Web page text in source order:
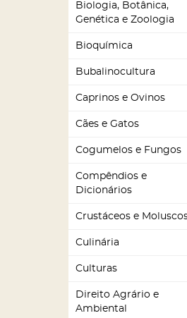
Biologia, Botânica,
Genética e Zoologia
Bioquímica
Bubalinocultura
Caprinos e Ovinos
Cães e Gatos
Cogumelos e Fungos
Compêndios e
Dicionários
Crustáceos e
Culinária
Culturas
Direito Agrário e
Ambiental